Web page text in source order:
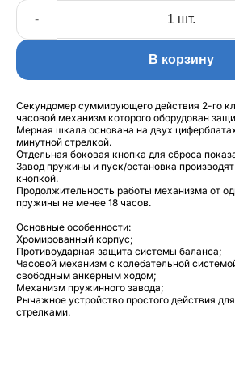
-
В корзину
Секундомер суммирующего действия 2-го
часовой механизм которого оборудован
Мерная шкала основана на двух
минутной стрелкой.
Отдельная боковая кнопка для сброса
Завод пружины и пуск/остановка
кнопкой.
Продолжительность работы механизма от
пружины не менее 18 часов.
Основные особенности:
Хромированный корпус;
Противоударная защита системы баланса;
Часовой механизм с колебательной
свободным анкерным ходом;
Механизм пружинного завода;
Рычажное устройство простого действия
стрелками.